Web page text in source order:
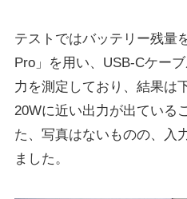
テストではバッテリー残量
Pro」を用い、USB-Cケー
力を測定しており、結果は
20Wに近い出力が出ている
た、写真はないものの、入
ました。